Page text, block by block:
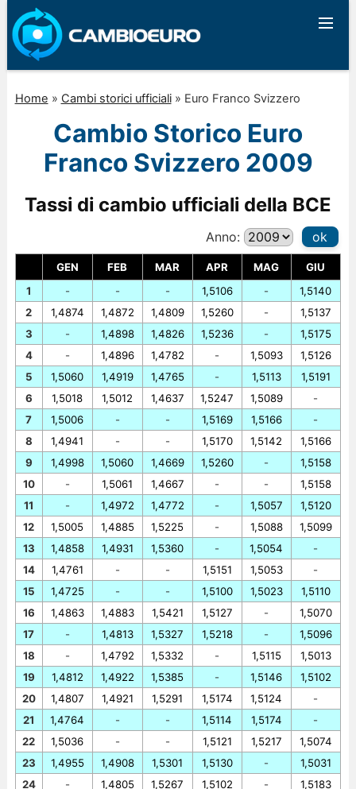
Home » Cambi storici ufficiali» Euro Franco Svizzero
Cambio Storico Euro
Franco Svizzero 2009
Tassi di cambio ufficiali della BCE
Anno: ok
GEN FEB MAR APR MAG
GIU
1
2
3
4
5
6
7
8
9
10
11
12
13
14
15
16
17
18
19
20
21
22
23
24
-
1,4874
-
-
1,5060
1,5018
1,5006
1,4941
1,4998
-
-
1,5005
1,4858
1,4761
1,4725
1,4863
-
-
1,4812
1,4807
1,4764
1,5036
1,4955
-
-
1,4872
1,4898
1,4896
1,4919
1,5012
-
-
1,5060
1,5061
1,4972
1,4885
1,4931
-
-
1,4883
1,4813
1,4792
1,4922
1,4921
-
-
1,4908
1,4805
-
1,4809
1,4826
1,4782
1,4765
1,4637
-
-
1,4669
1,4667
1,4772
1,5225
1,5360
-
-
1,5421
1,5327
1,5332
1,5385
1,5291
-
-
1,5301
1,5267
1,5106
1,5260
1,5236
-
-
1,5247
1,5169
1,5170
1,5260
-
-
-
-
1,5151
1,5100
1,5127
1,5218
-
-
1,5174
1,5114
1,5121
1,5130
1,5102
-
-
-
1,5093
1,5113
1,5089
1,5166
1,5142
-
-
1,5057
1,5088
1,5054
1,5053
1,5023
-
-
1,5115
1,5146
1,5124
1,5174
1,5217
-
-
1,5140
1,5137
1,5175
1,5126
1,5191
-
-
1,5166
1,5158
1,5158
1,5120
1,5099
-
-
1,5110
1,5070
1,5096
1,5013
1,5102
-
-
1,5074
1,5031
1,5183